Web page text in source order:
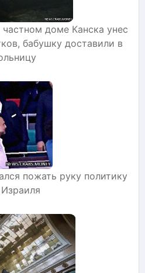
доме Канска унес
бабушку доставили в
пожать руку политику